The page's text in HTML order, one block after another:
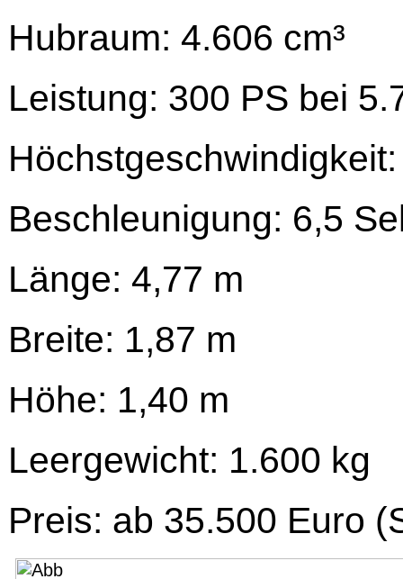
Hubraum: 4.606 cm³
Leistung: 300 PS bei
Beschleunigung: 6,5
Länge: 4,77 m
Breite: 1,87 m
Höhe: 1,40 m
Leergewicht: 1.600 kg
Preis: ab 35.500 Euro